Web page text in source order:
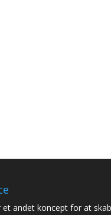
et andet koncept for at